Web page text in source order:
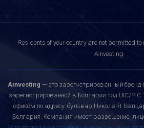
Residents of your country are not permitted
Ainvesting.
Ainvesting — это зарегистрированный бренд
зарегистрированной в Болгарии под UIC/PIC
офисом по адресу: бульвар Никола Я.
Болгария. Компания имеет разрешение,